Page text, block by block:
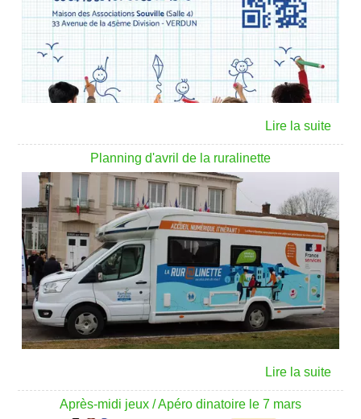
Planning d'avril de la ruralinette
Après-midi jeux / Apéro dinatoire le 7 mars